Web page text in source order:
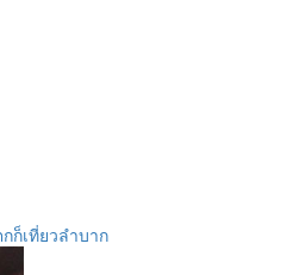
ก็เที่ยวลำบาก